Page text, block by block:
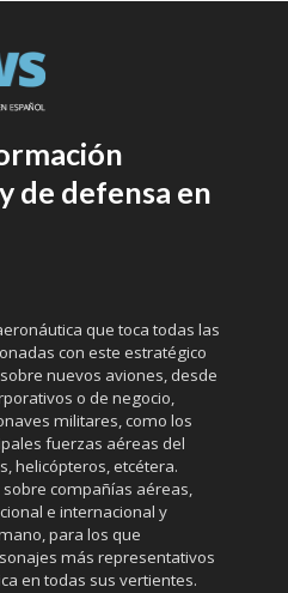
de defensa en
que toca todas las
con este estratégico
nuevos aviones, desde
o de negocio,
militares, como los
fuerzas aéreas del
helicópteros, etcétera.
compañías aéreas,
e internacional y
para los que
más representativos
en todas sus vertientes.